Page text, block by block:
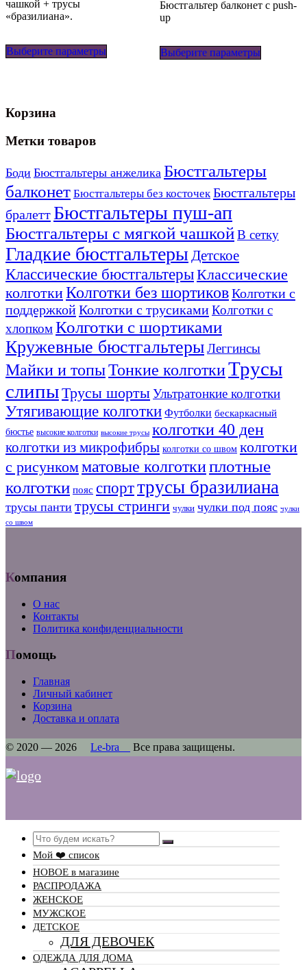
чашкой + трусы
«бразилиана».
Выберите параметры
Бюстгальтер балконет с push-
up
Выберите параметры
Корзина
Метки товаров
Боди Бюстгальтеры анжелика Бюстгальтеры
балконет Бюстгальтеры без косточек Бюстгальтеры
бралеттБюстгальтеры пуш-ап
Бюстгальтеры с мягкой чашкойВ сетку
Гладкие бюстгальтерыДетское
Классические бюстгальтерыКлассические
колготкиКолготки без шортиковКолготки с
поддержкойКолготки с трусикамиКолготки с
хлопкомКолготки с шортиками
Кружевные бюстгальтерыЛеггинсы
Майки и топыТонкие колготкиТрусы
слипыТрусы шортыУльтратонкие колготки
Утягивающие колготки Футболки бескаркасный
бюстье высокие колготки высокие трусы колготки 40 ден
колготки из микрофибры колготки со швом колготки
с рисункомматовые колготкиплотные
колготки пояс спорттрусы бразилиана
трусы панти трусы стринги чулки чулки под пояс чулки
со швом
Компания
О нас
Контакты
Политика конфиденциальности
Помощь
Главная
Личный кабинет
Корзина
Доставка и оплата
© 2020 — 2026 Le-bra Все права защищены.
Search
Мой ❤️ список
НОВОЕ в магазине
РАСПРОДАЖА
ЖЕНСКОЕ
МУЖСКОЕ
ДЕТСКОЕ
ДЛЯ ДЕВОЧЕК
ОДЕЖДА ДЛЯ ДОМА